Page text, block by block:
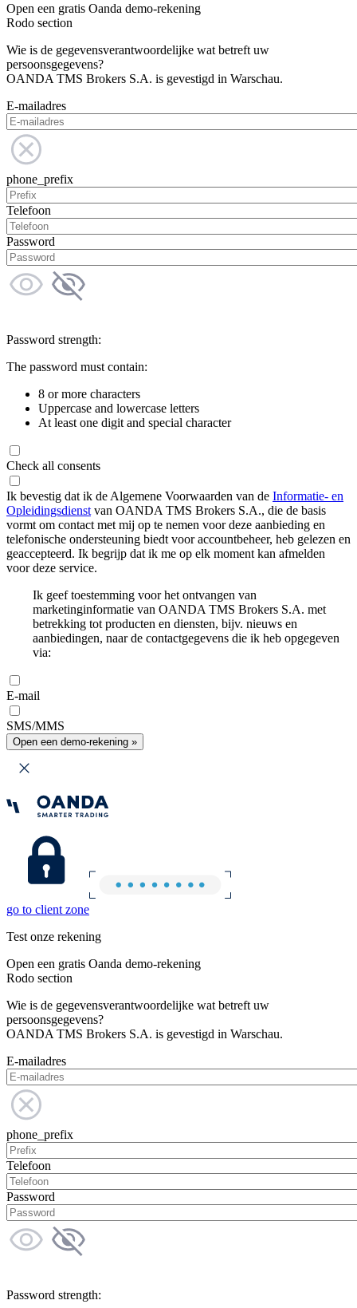
Open een gratis Oanda demo-rekening
Rodo section
Wie is de gegevensverantwoordelijke wat betreft uw
persoonsgegevens?
OANDA TMS Brokers S.A. is gevestigd in Warschau.
E-mailadres
phone_prefix
Telefoon
Password
Password strength:
The password must contain:
8 or more characters
Uppercase and lowercase letters
At least one digit and special character
Check all consents
Ik bevestig dat ik de Algemene Voorwaarden van de Informatie- en
Opleidingsdienst van OANDA TMS Brokers S.A., die de basis
vormt om contact met mij op te nemen voor deze aanbieding en
telefonische ondersteuning biedt voor accountbeheer, heb gelezen en
geaccepteerd. Ik begrijp dat ik me op elk moment kan afmelden
voor deze service.
Ik geef toestemming voor het ontvangen van
marketinginformatie van OANDA TMS Brokers S.A. met
betrekking tot producten en diensten, bijv. nieuws en
aanbiedingen, naar de contactgegevens die ik heb opgegeven
via:
E-mail
SMS/MMS
Open een demo-rekening »
go to client zone
Test onze rekening
Open een gratis Oanda demo-rekening
Rodo section
Wie is de gegevensverantwoordelijke wat betreft uw
persoonsgegevens?
OANDA TMS Brokers S.A. is gevestigd in Warschau.
E-mailadres
phone_prefix
Telefoon
Password
Password strength: